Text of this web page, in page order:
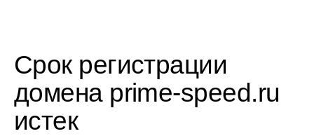
Срок регистрации
домена prime-speed.ru
истек